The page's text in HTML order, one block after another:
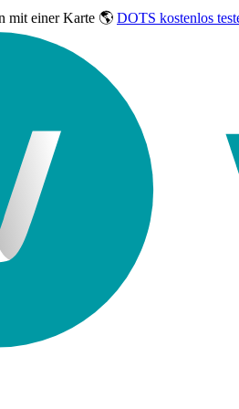
mit einer Karte 🌎 DOTS kostenlos